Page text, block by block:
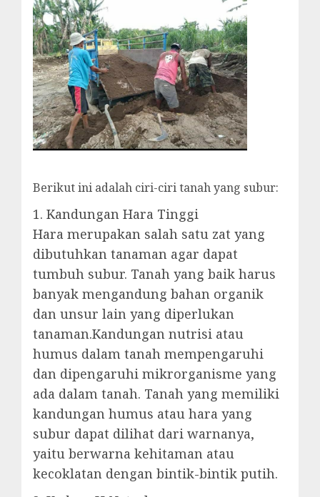
Berikut ini adalah ciri-ciri tanah yang subur:
1. Kandungan Hara Tinggi
Hara merupakan salah satu zat yang
dibutuhkan tanaman agar dapat
tumbuh subur. Tanah yang baik harus
banyak mengandung bahan organik
dan unsur lain yang diperlukan
tanaman.Kandungan nutrisi atau
humus dalam tanah mempengaruhi
dan dipengaruhi mikrorganisme yang
ada dalam tanah. Tanah yang memiliki
kandungan humus atau hara yang
subur dapat dilihat dari warnanya,
yaitu berwarna kehitaman atau
kecoklatan dengan bintik-bintik putih.